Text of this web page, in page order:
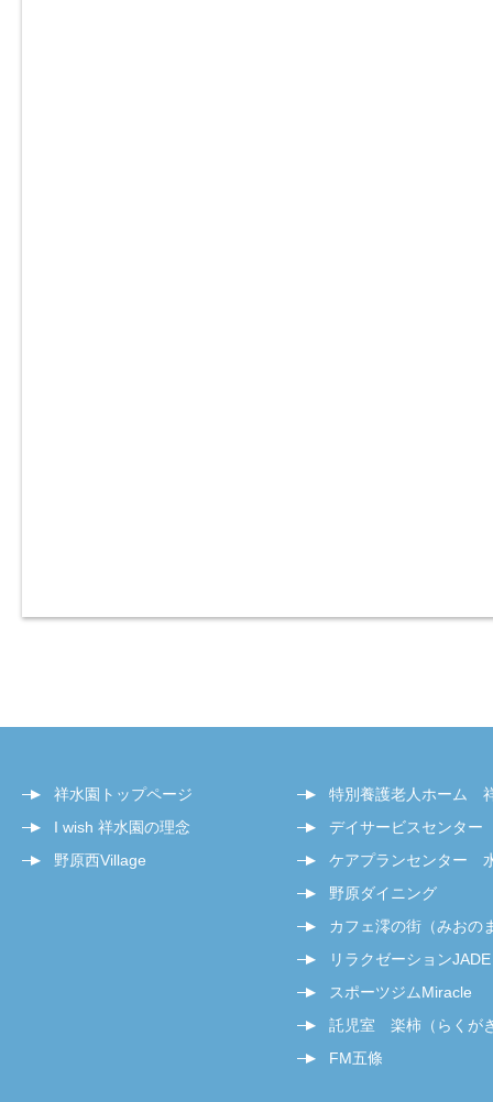
祥水園トップページ
I wish 祥水園の理念
野原西Village
特別養護老人ホーム
デイサービスセンタ
ケアプランセンター
野原ダイニング
カフェ澪の街（みおの
リラクゼーションJADE
スポーツジムMiracle
託児室 楽柿（らくが
FM五條